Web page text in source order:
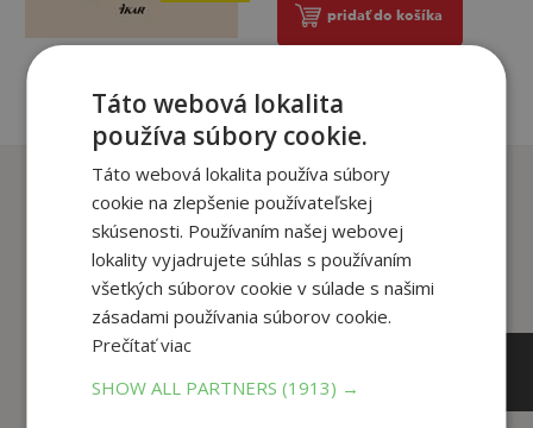
pridať do košíka
Zákazníci, ktorí si kúpili
tento titul si tiež kúpili
Táto webová lokalita
používa súbory cookie.
Táto webová lokalita používa súbory
cookie na zlepšenie používateľskej
skúsenosti. Používaním našej webovej
lokality vyjadrujete súhlas s používaním
všetkých súborov cookie v súlade s našimi
zásadami používania súborov cookie.
Prečítať viac
SHOW ALL PARTNERS(1913) →